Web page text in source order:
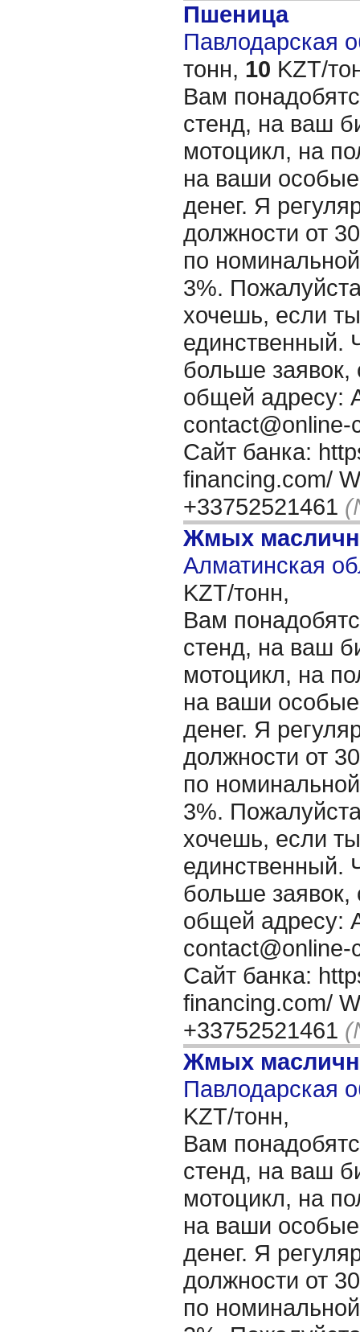
Пшеница
Павлодарская
тонн, 10 KZT/
Вам
стенд, на ваш
мотоцикл, на
на ваши
денег. Я
должности от
по
3%.
хочешь, если
единственный.
больше заявок,
общей адресу:
Сайт банка:
financing.com/
+33752521461
Жмых
Алматинская
KZT/тонн,
Вам
стенд, на ваш
мотоцикл, на
на ваши
денег. Я
должности от
по
3%.
хочешь, если
единственный.
больше заявок,
общей адресу:
Сайт банка:
financing.com/
+33752521461
Жмых
Павлодарская
KZT/тонн,
Вам
стенд, на ваш
мотоцикл, на
на ваши
денег. Я
должности от
по